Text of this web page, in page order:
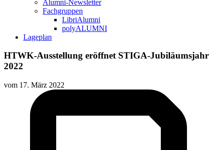
Alumni-Newsletter
Fachgruppen
LibriAlumni
polyALUMNI
Lageplan
HTWK-Ausstellung eröffnet STIGA-Jubiläumsjahr
2022
vom 17. März 2022